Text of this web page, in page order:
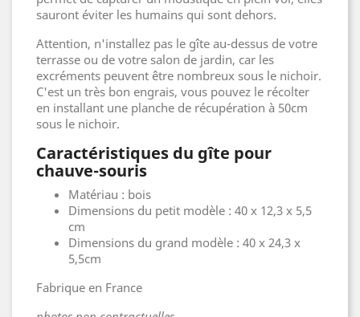
sauront éviter les humains qui sont dehors.
Attention, n'installez pas le gîte au-dessus de votre
terrasse ou de votre salon de jardin, car les
excréments peuvent être nombreux sous le nichoir.
C'est un très bon engrais, vous pouvez le récolter
en installant une planche de récupération à 50cm
sous le nichoir.
Caractéristiques du gîte pour
chauve-souris
Matériau : bois
Dimensions du petit modèle : 40 x 12,3 x 5,5
cm
Dimensions du grand modèle : 40 x 24,3 x
5,5cm
Fabrique en France